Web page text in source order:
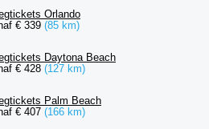
Orlando
€ 339 (85 km)
Daytona Beach
€ 428 (127 km)
Palm Beach
€ 407 (166 km)